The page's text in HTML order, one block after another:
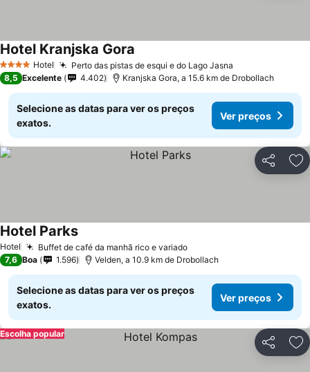
4 EstrelasHotel Perto das pistas de esqui e do Lago Jasna
Hotel Kranjska Gora
8,5 Excelente 4.402 Kranjska Gora, a 15.6 km de Drobollach
Selecione as datas para ver os preços
exatos.
Ver preços
Partilhar
Hotel Buffet de café da manhã rico e variado
Hotel Parks
7,6 Boa 1.596 Velden, a 10.9 km de Drobollach
Selecione as datas para ver os preços
exatos.
Ver preços
Partilhar
Escolha popular